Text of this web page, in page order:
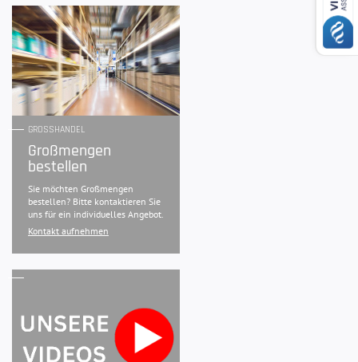
GROSSHANDEL
Großmengen
bestellen
Sie möchten Großmengen
bestellen? Bitte kontaktieren Sie
uns für ein individuelles Angebot.
Kontakt aufnehmen